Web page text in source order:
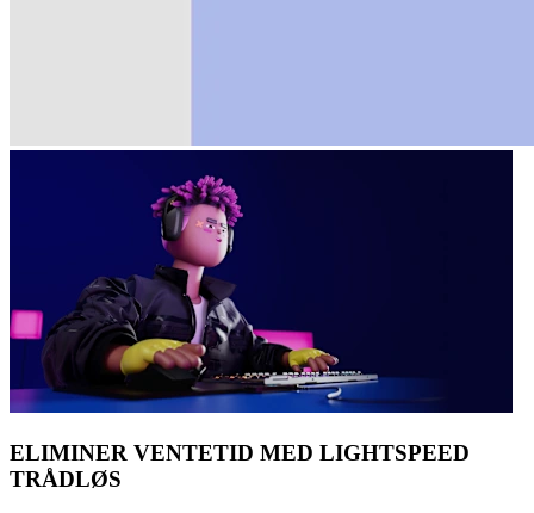
ELIMINER VENTETID MED LIGHTSPEED
TRÅDLØS